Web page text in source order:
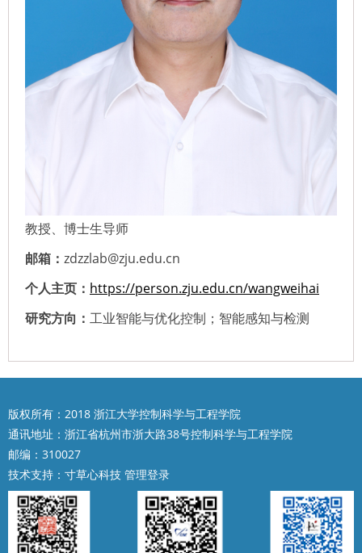
教授、博士生导师
邮箱： zdzzlab@zju.edu.cn
个人主页： https://person.zju.edu.cn/wangweihai
研究方向： 工业智能与优化控制；智能感知与检测
版权所有：2018 浙江大学控制科学与工程学院
通讯地址：浙江省杭州市浙大路38号控制科学与工程学院
邮编：310027
技术支持： 寸草心科技 管理登录